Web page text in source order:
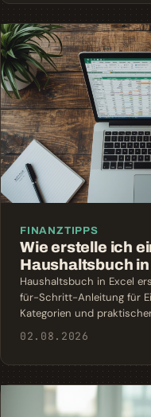
FINANZTIPPS
Wie erstelle ich
Haushaltsbuch
Haushaltsbuch in Excel
für-Schritt-Anleitung für
Kategorien und
02.08.2026